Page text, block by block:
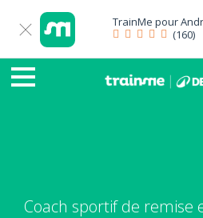
TrainMe pour
(160)
Coach sportif de